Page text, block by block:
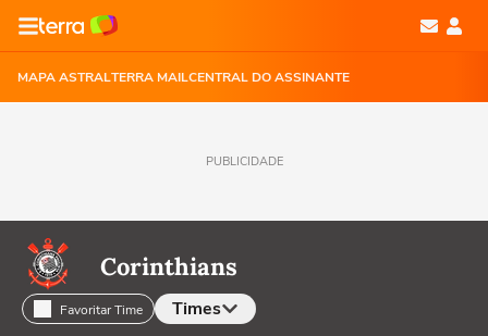
MAPA ASTRALTERRA MAILCENTRAL DO ASSINANTE
PUBLICIDADE
Corinthians
Favoritar Time Times